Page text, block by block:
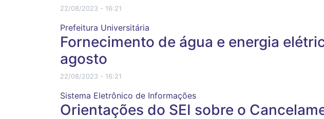
22/08/2023 - 16:21
Prefeitura Universitária
Fornecimento de água e energia
agosto
22/08/2023 - 16:21
Sistema Eletrônico de Informações
Orientações do SEI sobre o